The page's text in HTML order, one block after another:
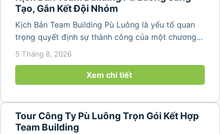
Tạo, Gắn Kết Đội Nhóm
Kịch Bản Team Building Pù Luông là yếu tố quan
trọng quyết định sự thành công của một chương
trình du lịch doanh nghiệp. Một kịch bản được xây
giây vui vẻ, sôi động mà còn...
5 Tháng 8, 2026
Xem chi tiết
Tour Công Ty Pù Luông Trọn Gói Kết Hợp
Team Building